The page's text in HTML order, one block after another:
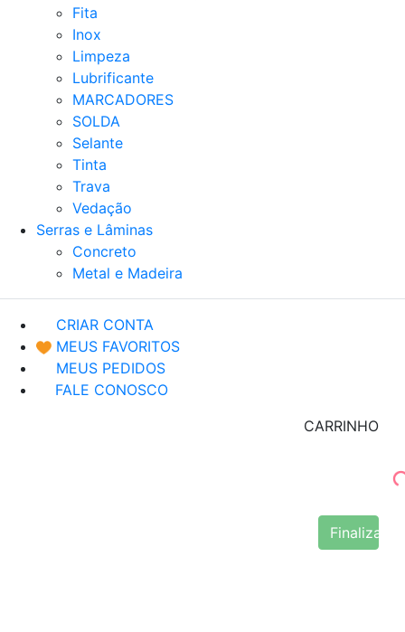
Fita
Inox
Limpeza
Lubrificante
MARCADORES
SOLDA
Selante
Tinta
Trava
Vedação
Serras e Lâminas
Concreto
Metal e Madeira
CRIAR CONTA
MEUS FAVORITOS
MEUS PEDIDOS
FALE CONOSCO
CARRINHO
Finalizar